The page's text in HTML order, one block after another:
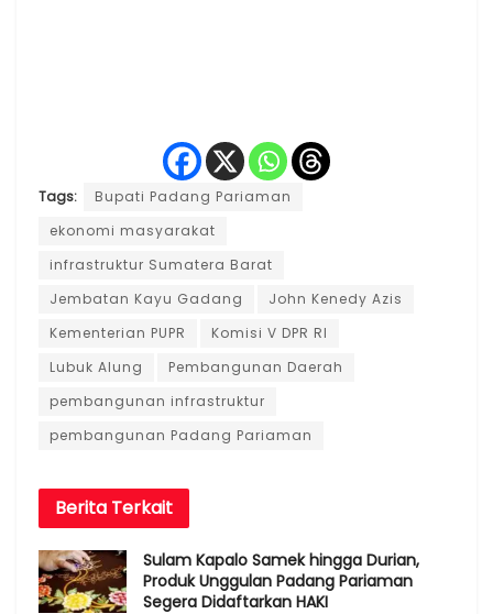
Tags:
Bupati Padang Pariaman
ekonomi masyarakat
infrastruktur Sumatera Barat
Jembatan Kayu Gadang
John Kenedy Azis
Kementerian PUPR
Komisi V DPR RI
Lubuk Alung
Pembangunan Daerah
pembangunan infrastruktur
pembangunan Padang Pariaman
Berita Terkait
Sulam Kapalo Samek hingga Durian,
Produk Unggulan Padang Pariaman
Segera Didaftarkan HAKI